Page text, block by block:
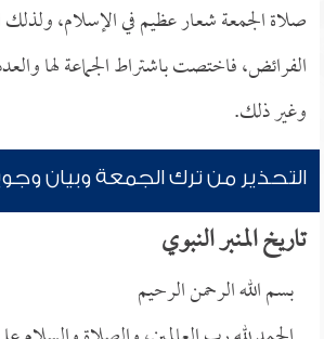
صلاة الجمعة شعار عظيم في الإسلام،
الفرائض، فاختصت باشتراط الجماعة لها
وغير ذلك.
التحذير من ترك الجمعة وبيان
تاريخ المنبر النبوي
بسم الله الرحمن الرحيم